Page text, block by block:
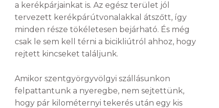
a kerékpárjainkat is. Az egész terület jól
tervezett kerékpárútvonalakkal átszőtt, így
minden része tökéletesen bejárható. És még
csak le sem kell térni a bicikliútról ahhoz, hogy
rejtett kincseket találjunk.
Amikor szentgyörgyvölgyi szállásunkon
felpattantunk a nyeregbe, nem sejtettünk,
hogy pár kilométernyi tekerés után egy kis